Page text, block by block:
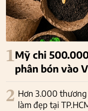
1Mỹ chi
phân bón vào
2 Hơn 3.000
làm đẹp tại